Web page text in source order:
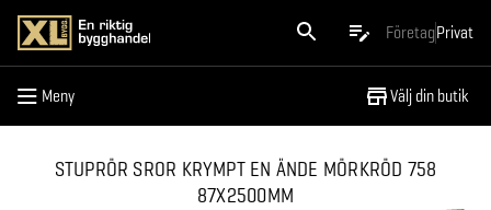
FöretagPrivat
Meny Välj din butik
Meny
STUPRÖR SROR KRYMPT EN ÄNDE MÖRKRÖD 758
87X2500MM